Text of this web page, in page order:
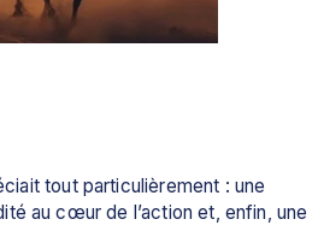
au cœur de l’action et, enfin, une